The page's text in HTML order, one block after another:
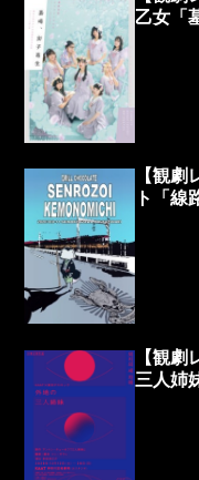
乙女「
【観
ト「線
【観
三人姉